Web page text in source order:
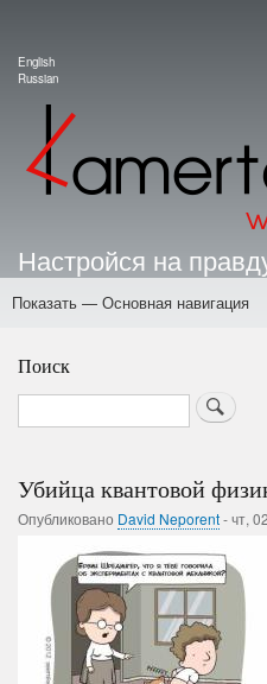
учётной
записи
пользователя
Language switcher
English
Russian
Настройся на
Основная
Показать — Основная навигация
Лента
Авторы
Ответ Нострадамусу
Досье на Путина
Тематические Каналы
Библия Анти-Коллективизма
FAQ
Приглашение к сотрудничеству
Портал Камертон
Школа
Поиск
Search
Убийца квантовой
Опубликовано David Neporent-чт,